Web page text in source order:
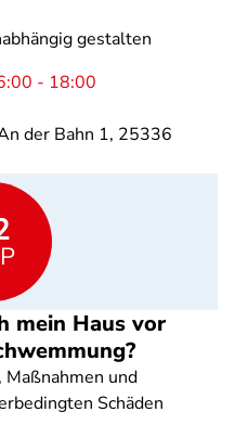
gestalten
- 18:00
der Bahn 1, 25336
mein Haus vor
Maßnahmen und
Schäden